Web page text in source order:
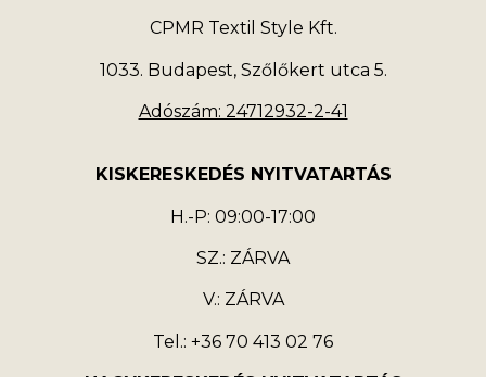
CPMR Textil Style Kft.
1033. Budapest, Szőlőkert utca 5.
Adószám: 24712932-2-41
KISKERESKEDÉS NYITVATARTÁS
H.-P: 09:00-17:00
SZ.: ZÁRVA
V.: ZÁRVA
Tel.: +36 70 413 02 76